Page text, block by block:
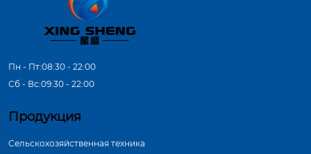
Пн - Пт:08:30 - 22:00
Сб - Вс:09:30 - 22:00
Продукция
Сельскохозяйственная техника